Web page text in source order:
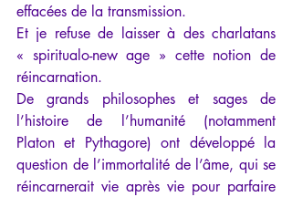
effacées de la transmission.
Et je refuse de laisser à des charlatans
« spiritualo-new age » cette notion de
réincarnation.
De grands philosophes et sages de
l’histoire de l’humanité (notamment
Platon et Pythagore) ont développé la
question de l’immortalité de l’âme, qui se
réincarnerait vie après vie pour parfaire